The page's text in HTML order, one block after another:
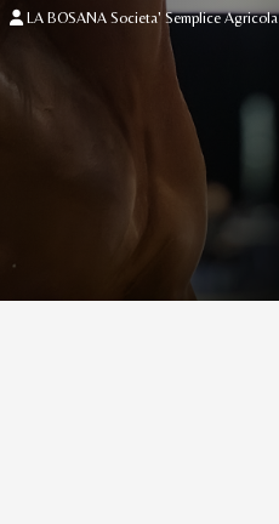
LA BOSANA Societa' Semplice Agricola